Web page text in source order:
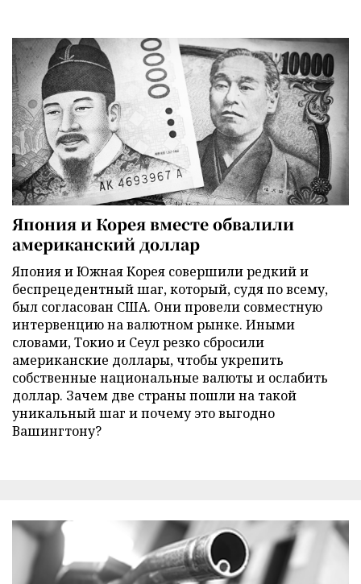
Япония и Корея вместе обвалили
американский доллар
Япония и Южная Корея совершили редкий и
беспрецедентный шаг, который, судя по всему,
был согласован США. Они провели совместную
интервенцию на валютном рынке. Иными
словами, Токио и Сеул резко сбросили
американские доллары, чтобы укрепить
собственные национальные валюты и ослабить
доллар. Зачем две страны пошли на такой
уникальный шаг и почему это выгодно
Вашингтону?